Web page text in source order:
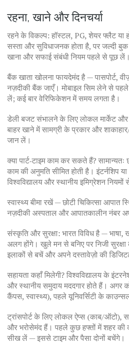
रहना, खाने और दिनचर्या
रहने के विकल्प: हॉस्टल, PG, शेयर फ्लैट या
सस्ता और सुविधाजनक होता है, पर जल्दी
खाना और सफाई संबंधी नियम पहले से पूछ लें।
बैंक खाता खोलना फायदेमंद है — पासपोर्ट,
नज़दीकी बैंक जाएँ। मोबाइल सिम लेने से
लें; कई बार वेरिफिकेशन में समय लगता है।
डेली बजट संभालने के लिए लोकल मार्केट
बाहर खाने में सामग्री के प्रकार और
जान लें।
क्या पार्ट‑टाइम काम कर सकते हैं? सामान्यतः
काम की अनुमति सीमित होती है। इंटर्नशिप
विश्वविद्यालय और स्थानीय इमिग्रेशन
स्वास्थ्य बीमा रखें — छोटी चिकित्सा आपात
नज़दीकी अस्पताल और आपातकालीन नंबर
संस्कृति और सुरक्षा: भारत विविध है — भाषा,
अलग होंगे। खुले मन से बनिए पर निजी
इलाकों से बचें और अपने दस्तावेज़ो की
सहायता कहाँ मिलेगी? विश्वविद्यालय के
और स्थानीय समुदाय मददगार होते हैं। अगर
कैंपस, स्वास्थ्य), पहले यूनिवर्सिटी के
ट्रांसपोर्ट के लिए लोकल ऐप्स (काब/
और भरोसेमंद हैं। पहले कुछ हफ्तों में शहर की
सीख लें — इससे टाइम और पैसा दोनों बचेंगे।